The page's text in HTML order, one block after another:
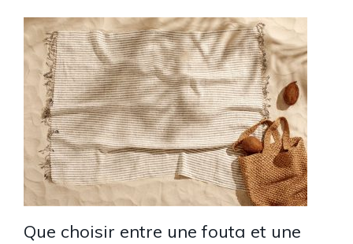
Que choisir entre une fouta et une